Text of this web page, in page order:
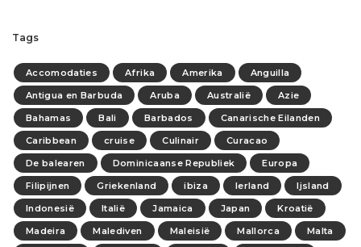
Tags
Accomodaties Afrika Amerika
Anguilla
Antigua en Barbuda
Aruba Australië
Azie
Bahamas
Bali Barbados
Canarische Eilanden
Caribbean
cruise Culinair
Curacao
De balearen
Dominicaanse Republiek
Europa
Filipijnen
Griekenland ibiza Ierland
Ijsland
Indonesië
Italië Jamaica Japan
Kroatië
Madeira
Malediven Maleisië Mallorca
Malta